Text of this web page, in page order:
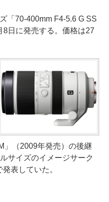
「70-400mm F4-5.6 G SS
8日に発売する。価格は27
（2009年発売）の後継
サイズのイメージサーク
表していた。